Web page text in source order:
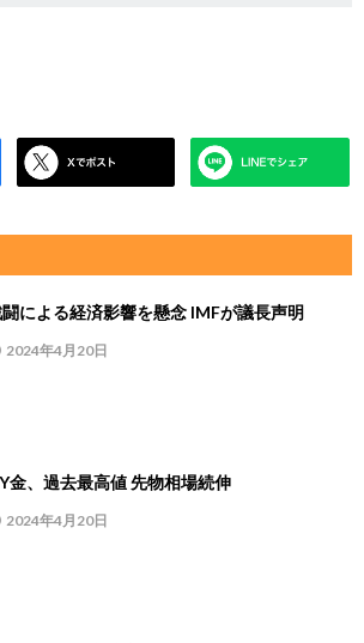
による経済影響を懸念 IMFが議長声明
2024年4月20日
金、過去最高値 先物相場続伸
2024年4月20日